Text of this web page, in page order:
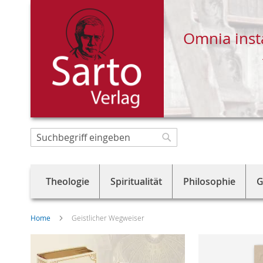
Direkt
zum
Omnia
Suche
Theologie Spiritualität Philosophie
Home Geistlicher Wegweiser